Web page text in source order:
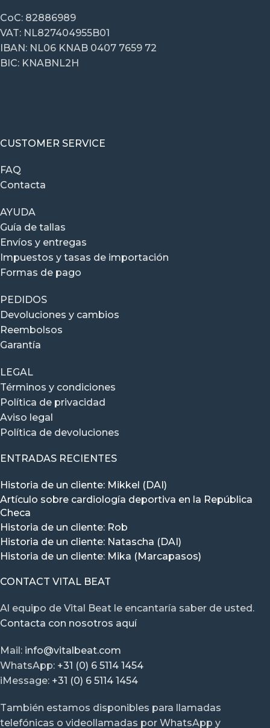
CoC: 82886989
VAT: NL827404955B01
IBAN: NL06 KNAB 0407 7659 72
BIC: KNABNL2H
CUSTOMER SERVICE
FAQ
Contacta
AYUDA
Guía de tallas
Envíos y entregas
Impuestos y tasas de importación
Formas de pago
PEDIDOS
Devoluciones y cambios
Reembolsos
Garantía
LEGAL
Términos y condiciones
Política de privacidad
Aviso legal
Política de devoluciones
ENTRADAS RECIENTES
Historia de un cliente: Mikkel (DAI)
Artículo sobre cardiología deportiva en la República
Checa
Historia de un cliente: Rob
Historia de un cliente: Natascha (DAI)
Historia de un cliente: Mika (Marcapasos)
CONTACT VITAL BEAT
Al equipo de Vital Beat le encantaría saber de usted.
Contacta con nosotros aquí
Mail: info@vitalbeat.com
WhatsApp: +31 (0) 6 5114 1454
iMessage: +31 (0) 6 5114 1454
También estamos disponibles para llamadas
telefónicas o videollamadas por WhatsApp y